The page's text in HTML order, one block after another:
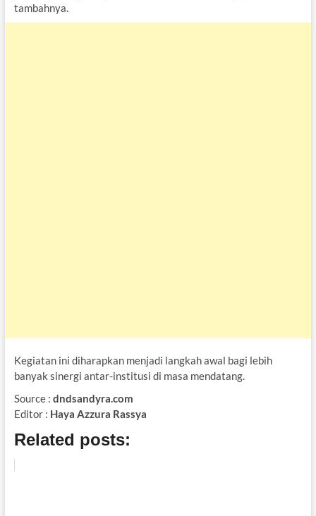
tambahnya.
Kegiatan ini diharapkan menjadi langkah awal bagi lebih
banyak sinergi antar-institusi di masa mendatang.
Source : dndsandyra.com
Editor : Haya Azzura Rassya
Related posts: